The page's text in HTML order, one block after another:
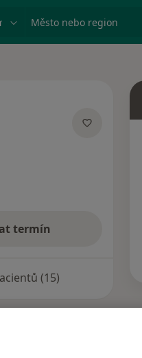
Město nebo region
termín
(15)